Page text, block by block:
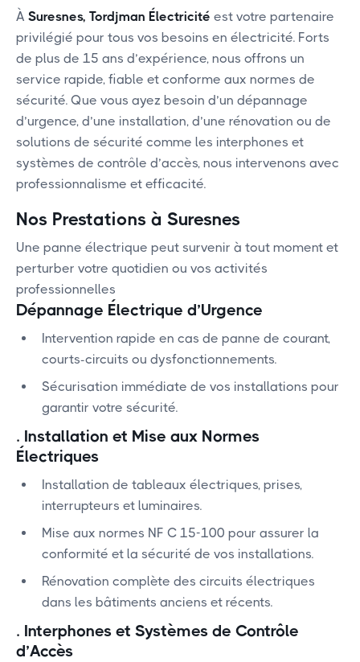
À Suresnes, Tordjman Électricité est votre partenaire
privilégié pour tous vos besoins en électricité. Forts
de plus de 15 ans d’expérience, nous offrons un
service rapide, fiable et conforme aux normes de
sécurité. Que vous ayez besoin d’un dépannage
d’urgence, d’une installation, d’une rénovation ou de
solutions de sécurité comme les interphones et
systèmes de contrôle d’accès, nous intervenons avec
professionnalisme et efficacité.
Nos Prestations à Suresnes
Une panne électrique peut survenir à tout moment et
perturber votre quotidien ou vos activités
professionnelles
Dépannage Électrique d’Urgence
Intervention rapide en cas de panne de courant,
courts-circuits ou dysfonctionnements.
Sécurisation immédiate de vos installations pour
garantir votre sécurité.
. Installation et Mise aux Normes
Électriques
Installation de tableaux électriques, prises,
interrupteurs et luminaires.
Mise aux normes NF C 15-100 pour assurer la
conformité et la sécurité de vos installations.
Rénovation complète des circuits électriques
dans les bâtiments anciens et récents.
. Interphones et Systèmes de Contrôle
d’Accès